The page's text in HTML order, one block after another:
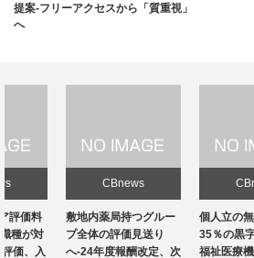
提案-フリーアクセスから「質重視」
へ
敷地内薬局持つグルー
プ全体の評価見送り
へ-24年度報酬改定、次
個人立の無床診療所
35％の黒字、22年度-
福祉医療機構調べ